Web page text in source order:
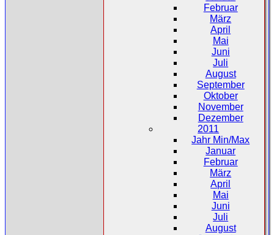
Februar
März
April
Mai
Juni
Juli
August
September
Oktober
November
Dezember
2011
Jahr Min/Max
Januar
Februar
März
April
Mai
Juni
Juli
August